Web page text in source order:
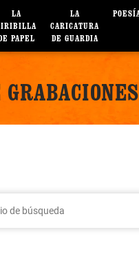
LA
PAPEL
LA
CARICATURA
DE GUARDIA